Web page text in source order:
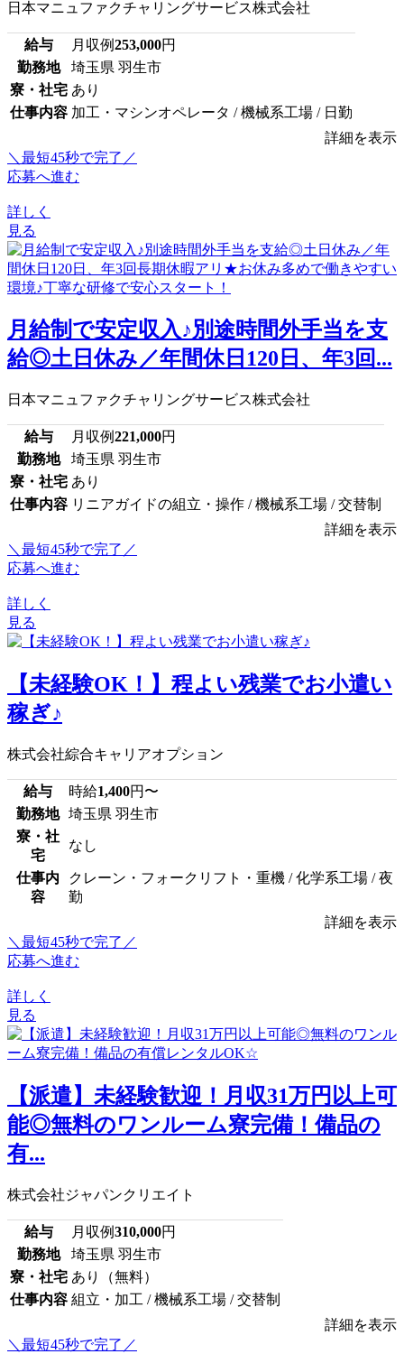
日本マニュファクチャリングサービス株式会社
給与 月収例253,000円
勤務地
埼玉県 羽生市
寮・社宅 あり
仕事内容 加工・マシンオペレータ / 機械系工場 / 日勤
詳細を表示
＼最短45秒で完了／
応募へ進む
詳しく
見る
月給制で安定収入♪別途時間外手当を支
給◎土日休み／年間休日120日、年3回...
日本マニュファクチャリングサービス株式会社
給与 月収例221,000円
勤務地
埼玉県 羽生市
寮・社宅 あり
仕事内容 リニアガイドの組立・操作 / 機械系工場 / 交替制
詳細を表示
＼最短45秒で完了／
応募へ進む
詳しく
見る
【未経験OK！】程よい残業でお小遣い
稼ぎ♪
株式会社綜合キャリアオプション
給与 時給1,400円〜
勤務地
埼玉県 羽生市
寮・社
宅
なし
仕事内
容
クレーン・フォークリフト・重機 / 化学系工場 / 夜
勤
詳細を表示
＼最短45秒で完了／
応募へ進む
詳しく
見る
【派遣】未経験歓迎！月収31万円以上可
能◎無料のワンルーム寮完備！備品の
有...
株式会社ジャパンクリエイト
給与 月収例310,000円
勤務地
埼玉県 羽生市
寮・社宅 あり（無料）
仕事内容 組立・加工 / 機械系工場 / 交替制
詳細を表示
＼最短45秒で完了／